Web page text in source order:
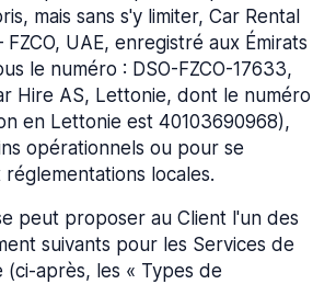
mais sans s'y limiter, Car Rental
FZCO, UAE, enregistré aux Émirats
le numéro : DSO-FZCO-17633,
Hire AS, Lettonie, dont le numéro
en Lettonie est 40103690968),
opérationnels ou pour se
locales.
peut proposer au Client l'un des
suivants pour les Services de
(ci-après, les « Types de